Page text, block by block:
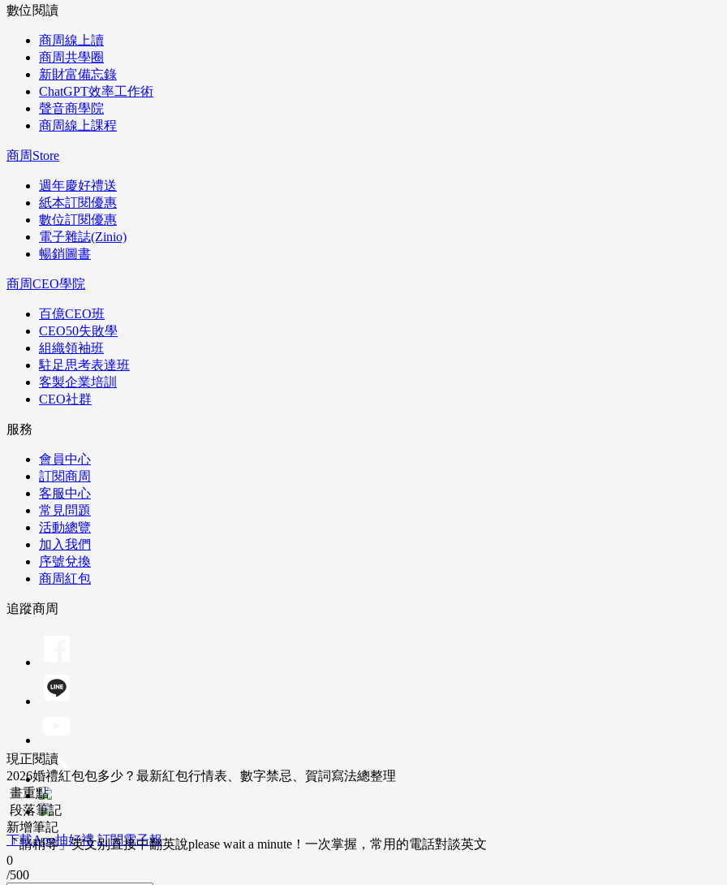
數位閱讀
商周線上讀
商周共學圈
新財富備忘錄
ChatGPT效率工作術
聲音商學院
商周線上課程
商周Store
週年慶好禮送
紙本訂閱優惠
數位訂閱優惠
電子雜誌(Zinio)
暢銷圖書
商周CEO學院
百億CEO班
CEO50失敗學
組織領袖班
駐足思考表達班
客製企業培訓
CEO社群
服務
會員中心
訂閱商周
客服中心
常見問題
活動總覽
加入我們
序號兌換
商周紅包
追蹤商周
下載App抽好禮 訂閱電子報
現正閱讀
2026婚禮紅包包多少？最新紅包行情表、數字禁忌、賀詞寫法總整理
畫重點
段落筆記
新增筆記
「請稍等」英文別直接中翻英說please wait a minute！一次掌握，常用的電話對談英文
0
/500